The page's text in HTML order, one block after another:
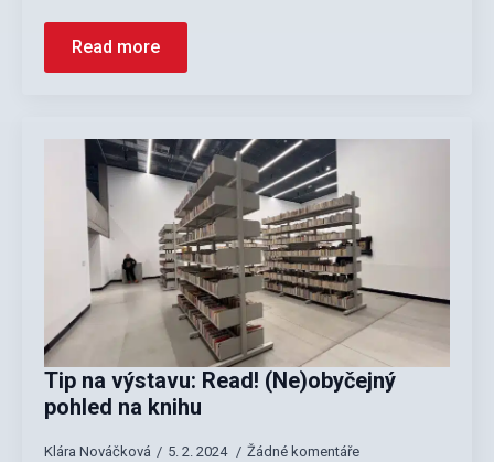
Read more
Tip na výstavu: Read! (Ne)obyčejný
pohled na knihu
Klára Nováčková 5. 2. 2024 Žádné komentáře